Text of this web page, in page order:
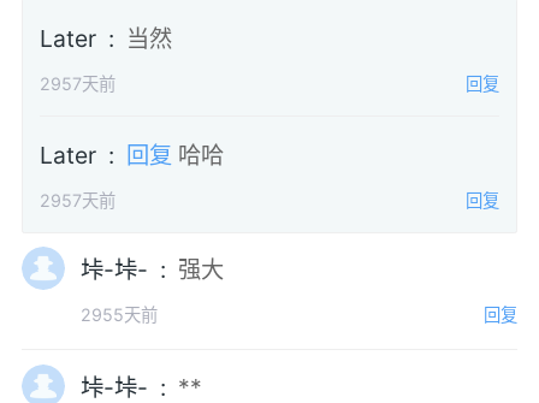
Later : 当然
2957天前 回复
Later : 回复 哈哈
2957天前 回复
垰-垰- : 强大
2955天前 回复
垰-垰- : **